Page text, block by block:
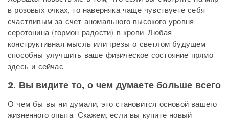
в розовых очках, то наверняка чаще чувствуете себя
счастливым за счет аномального высокого уровня
серотонина (гормон радости) в крови. Любая
конструктивная мысль или грезы о светлом будущем
способны улучшить ваше физическое состояние прямо
здесь и сейчас.
2. Вы видите то, о чем думаете больше всего
О чем бы вы ни думали, это становится основой вашего
жизненного опыта. Скажем, если вы купите новый